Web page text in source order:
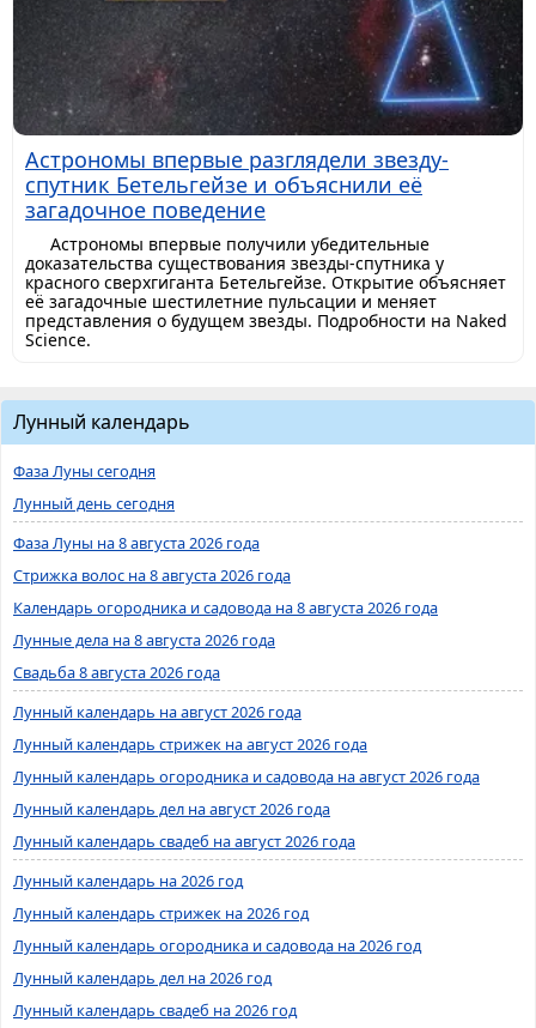
Астрономы впервые разглядели звезду-
спутник Бетельгейзе и объяснили её
загадочное поведение
Астрономы впервые получили убедительные
доказательства существования звезды-спутника у
красного сверхгиганта Бетельгейзе. Открытие объясняет
её загадочные шестилетние пульсации и меняет
представления о будущем звезды. Подробности на Naked
Science.
Лунный календарь
Фаза Луны сегодня
Лунный день сегодня
Фаза Луны на 8 августа 2026 года
Стрижка волос на 8 августа 2026 года
Календарь огородника и садовода на 8 августа 2026 года
Лунные дела на 8 августа 2026 года
Свадьба 8 августа 2026 года
Лунный календарь на август 2026 года
Лунный календарь стрижек на август 2026 года
Лунный календарь огородника и садовода на август 2026 года
Лунный календарь дел на август 2026 года
Лунный календарь свадеб на август 2026 года
Лунный календарь на 2026 год
Лунный календарь стрижек на 2026 год
Лунный календарь огородника и садовода на 2026 год
Лунный календарь дел на 2026 год
Лунный календарь свадеб на 2026 год